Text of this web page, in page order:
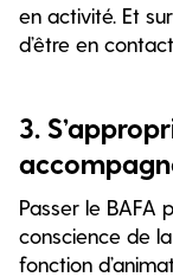
en activité. Et
d’être en
3.
Passer le BAFA
conscience de
fonction